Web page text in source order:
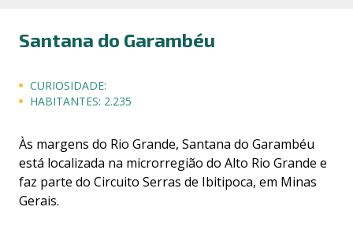
Santana do Garambéu
CURIOSIDADE:
HABITANTES: 2.235
Às margens do Rio Grande, Santana do Garambéu
está localizada na microrregião do Alto Rio Grande e
faz parte do Circuito Serras de Ibitipoca, em Minas
Gerais.